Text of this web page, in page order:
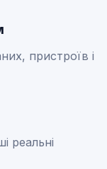
пристроїв і
реальні